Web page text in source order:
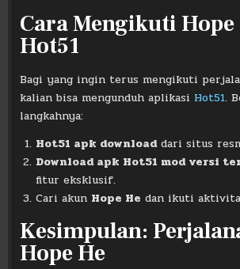
Cara Mengikuti Hope
Hot51
Bagi yang ingin terus mengikuti
kalian bisa mengunduh aplikasi Hot51.
langkahnya:
Hot51 apk downloaddari situs
Download apk Hot51 mod versi
fitur eksklusif.
Cari akun Hope He dan ikuti
Kesimpulan:
Hope He